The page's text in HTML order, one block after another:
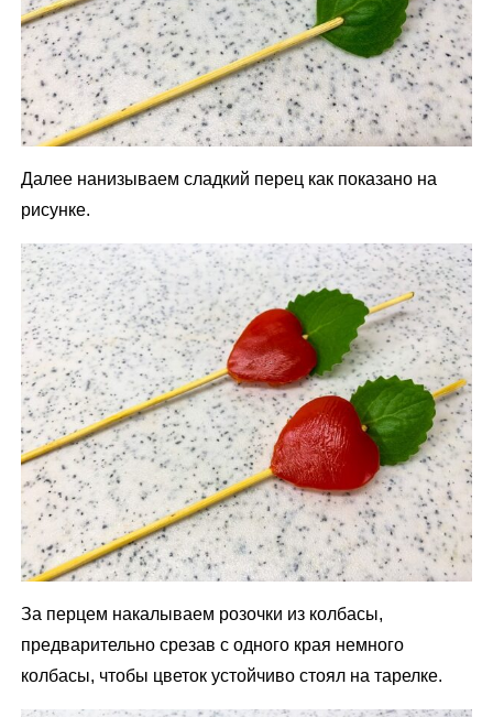
Далее нанизываем сладкий перец как показано на
рисунке.
За перцем накалываем розочки из колбасы,
предварительно срезав с одного края немного
колбасы, чтобы цветок устойчиво стоял на тарелке.